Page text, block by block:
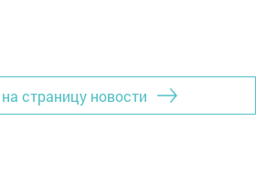
страницу новости